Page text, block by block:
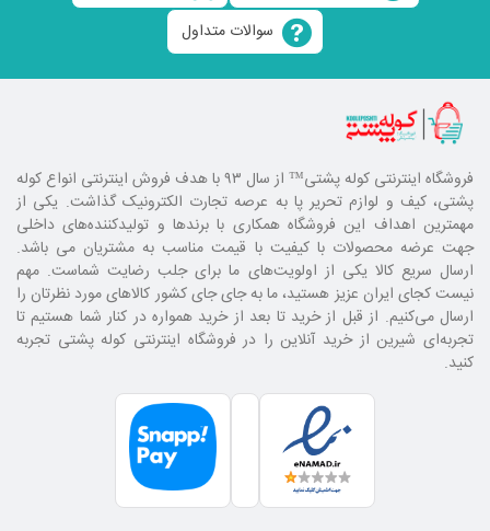
سوالات متداول
فروشگاه اینترنتی کوله پشتی
™ از سال ۹۳ با هدف فروش اینترنتی انواع کوله
پشتی، کیف و لوازم تحریر پا به عرصه تجارت الکترونیک گذاشت. یکی از
مهمترین اهداف این فروشگاه همکاری با برند‌ها و تولیدکننده‌های داخلی
جهت عرضه محصولات با کیفیت با قیمت مناسب به مشتریان می باشد.
ارسال سریع کالا یکی از اولویت‌های ما برای جلب رضایت شماست. مهم
نیست کجای ایران عزیز هستید، ما به جای جای کشور کالا‌های مورد نظرتان را
ارسال می‌کنیم. از قبل از خرید تا بعد از خرید همواره در کنار شما هستیم تا
تجربه‌ای شیرین از خرید آنلاین را در فروشگاه اینترنتی کوله پشتی تجربه
کنید.